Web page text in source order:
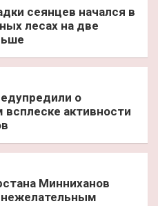
сеянцев начался в
лесах на две
о
активности
Минниханов